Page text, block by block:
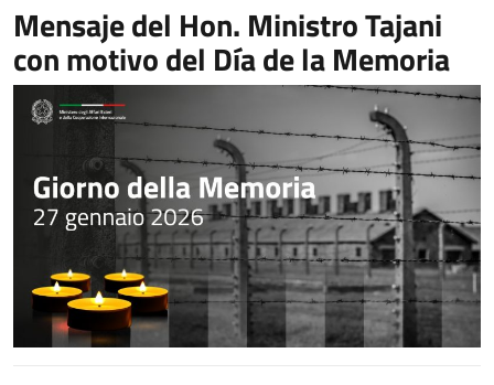
Mensaje del Hon. Ministro Tajani
con motivo del Día de la Memoria